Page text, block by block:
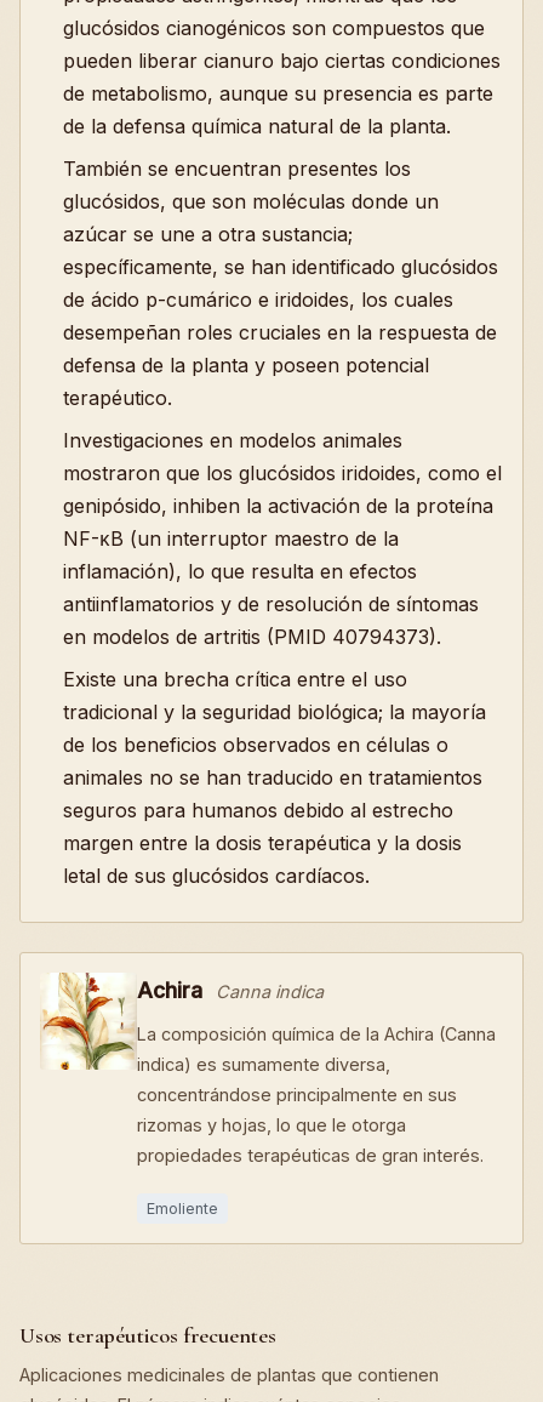
glucósidos cianogénicos son compuestos que
pueden liberar cianuro bajo ciertas condiciones
de metabolismo, aunque su presencia es parte
de la defensa química natural de la planta.
También se encuentran presentes los
glucósidos, que son moléculas donde un
azúcar se une a otra sustancia;
específicamente, se han identificado glucósidos
de ácido p-cumárico e iridoides, los cuales
desempeñan roles cruciales en la respuesta de
defensa de la planta y poseen potencial
terapéutico.
Investigaciones en modelos animales
mostraron que los glucósidos iridoides, como el
genipósido, inhiben la activación de la proteína
NF-κB (un interruptor maestro de la
inflamación), lo que resulta en efectos
antiinflamatorios y de resolución de síntomas
en modelos de artritis (PMID 40794373).
Existe una brecha crítica entre el uso
tradicional y la seguridad biológica; la mayoría
de los beneficios observados en células o
animales no se han traducido en tratamientos
seguros para humanos debido al estrecho
margen entre la dosis terapéutica y la dosis
letal de sus glucósidos cardíacos.
Achira Canna indica
La composición química de la Achira (Canna
indica) es sumamente diversa,
concentrándose principalmente en sus
rizomas y hojas, lo que le otorga
propiedades terapéuticas de gran interés.
Emoliente
Usos terapéuticos frecuentes
Aplicaciones medicinales de plantas que contienen